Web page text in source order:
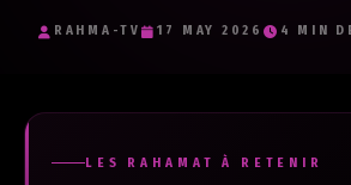
RAHMA-TV 17 MAY 2026 4 MIN
LES RAHAMAT À RETENIR
Je m'inscris